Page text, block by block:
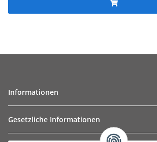
Informationen
Gesetzliche Informationen